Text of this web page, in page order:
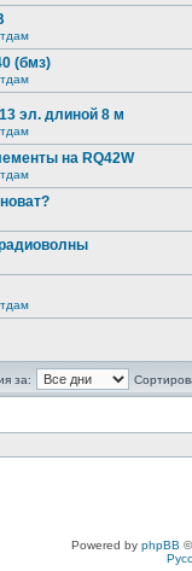
(бмз)
эл. длиной 8 м
на RQ42W
за:
Powered by phpBB